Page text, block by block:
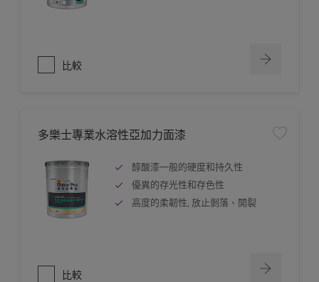
比較
多樂士專業水溶性亞加力面漆
醇酸漆一般的硬度和持久性
優異的存光性和存色性
高度的柔韌性, 放止剝落、開裂
比較